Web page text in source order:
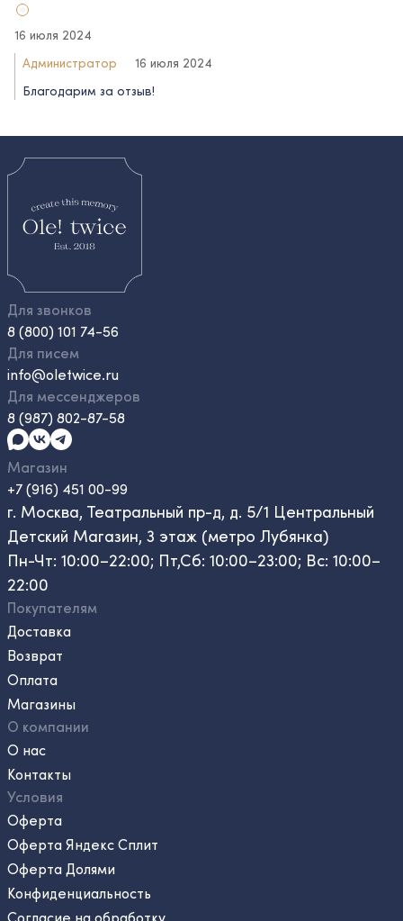
16 июля 2024
Администратор
16 июля 2024
Благодарим за отзыв!
Для звонков
8 (800) 101 74-56
Для писем
info@oletwice.ru
Для мессенджеров
8 (987) 802-87-58
Магазин
+7 (916) 451 00-99
г. Москва, Театральный пр-д, д. 5/1 Центральный
Детский Магазин, 3 этаж (метро Лубянка)
Пн-Чт: 10:00–22:00; Пт,Сб: 10:00–23:00; Вс: 10:00–
22:00
Покупателям
Доставка
Возврат
Оплата
Магазины
О компании
О нас
Контакты
Условия
Оферта
Оферта Яндекс Сплит
Оферта Долями
Конфиденциальность